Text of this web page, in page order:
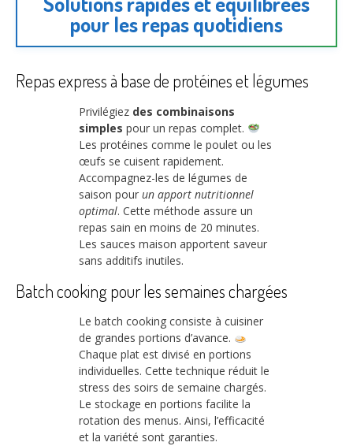
pour les repas quotidiens
Repas express à base de protéines et légumes
Privilégiez des combinaisons
simples pour un repas complet.
Les protéines comme le poulet ou les
œufs se cuisent rapidement.
Accompagnez-les de légumes de
saison pour un apport nutritionnel
optimal. Cette méthode assure un
repas sain en moins de 20 minutes.
Les sauces maison apportent saveur
sans additifs inutiles.
Batch cooking pour les semaines chargées
Le batch cooking consiste à cuisiner
de grandes portions d’avance.
Chaque plat est divisé en portions
individuelles. Cette technique réduit le
stress des soirs de semaine chargés.
Le stockage en portions facilite la
rotation des menus. Ainsi, l’efficacité
et la variété sont garanties.